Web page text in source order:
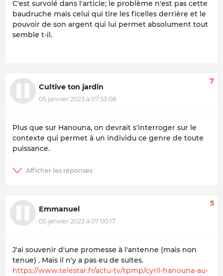
C'est survolé dans l'article; le problème n'est pas cette
baudruche mais celui qui tire les ficelles derrière et le
pouvoir de son argent qui lui permet absolument tout
semble t-il.
Cultive ton jardin
05 janvier 2023 à 07:53:08
7
Plus que sur Hanouna, on devrait s'interroger sur le
contexte qui permet à un individu ce genre de toute
puissance.
Emmanuel
05 janvier 2023 à 07:00:17
5
J'ai souvenir d'une promesse à l'antenne (mais non
tenue) . Mais il n'y a pas eu de suites.
https://www.telestar.fr/actu-tv/tpmp/cyril-hanouna-au-